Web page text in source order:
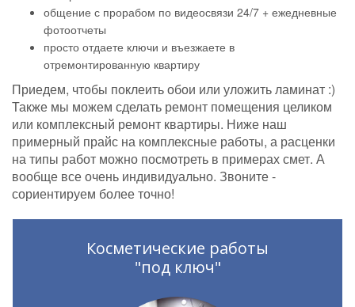
общение с прорабом по видеосвязи 24/7 + ежедневные
фотоотчеты
просто отдаете ключи и въезжаете в
отремонтированную квартиру
Приедем, чтобы поклеить обои или уложить ламинат :)
Также мы можем сделать ремонт помещения целиком
или комплексный ремонт квартиры. Ниже наш
примерный прайс на комплексные работы, а расценки
на типы работ можно посмотреть в примерах смет. А
вообще все очень индивидуально. Звоните -
сориентируем более точно!
Косметические работы
"под ключ"